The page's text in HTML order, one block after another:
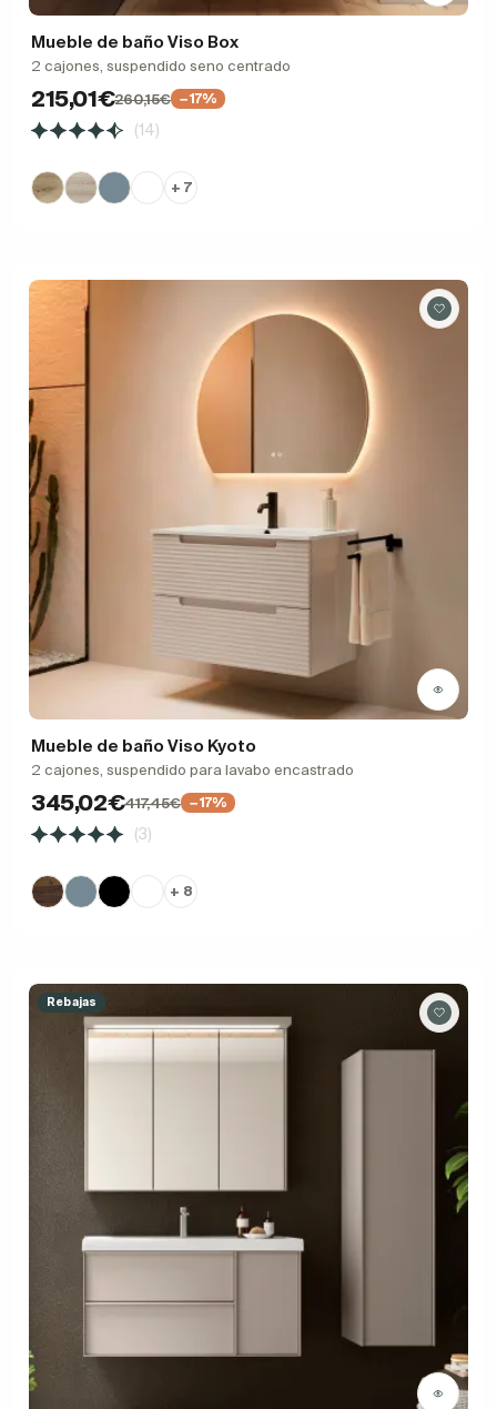
Mueble de baño Viso Box
2 cajones, suspendido seno centrado
215,01€260,15€ −17%
(14)
+ 7
Mueble de baño Viso Kyoto
2 cajones, suspendido para lavabo encastrado
345,02€417,45€ −17%
(3)
+ 8
Rebajas